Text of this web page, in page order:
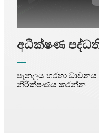
අධීක්ෂණ
පැනලය හරහා
නිරීක්ෂණය කරන්න